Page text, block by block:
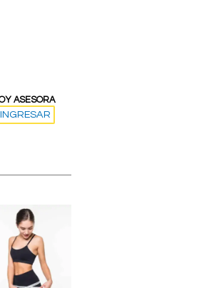
ASESORA
INGRESAR